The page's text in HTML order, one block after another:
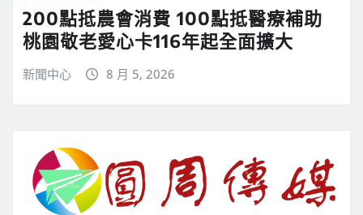
200點抵農會消費 100點抵醫療補助
桃園敬老愛心卡116年起全面擴大
新聞中心 8 月 5, 2026